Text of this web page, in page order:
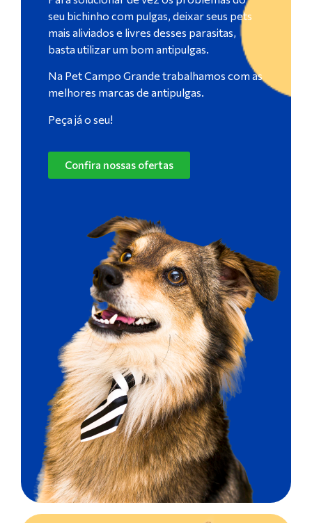
seu bichinho com pulgas, deixar seus pets
mais aliviados e livres desses parasitas,
basta utilizar um bom antipulgas.
Na Pet Campo Grande trabalhamos com as
melhores marcas de antipulgas.
Peça já o seu!
Confira nossas ofertas